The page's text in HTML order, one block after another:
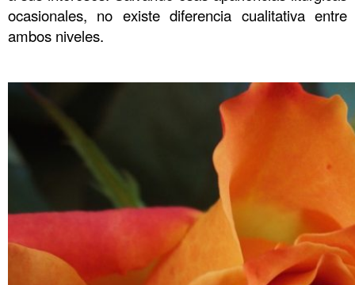
ocasionales, no existe diferencia cualitativa entre
ambos niveles.